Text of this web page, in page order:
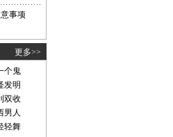
事项
更多>>
个鬼
发明
双收
男人
轻舞